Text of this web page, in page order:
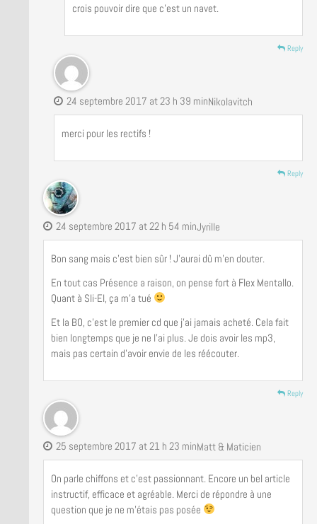
crois pouvoir dire que c’est un navet.
Reply
Nikolavitch
24 septembre 2017 at 23 h 39 min
merci pour les rectifs !
Reply
Jyrille
24 septembre 2017 at 22 h 54 min
Bon sang mais c’est bien sûr ! J’aurai dû m’en douter.
En tout cas Présence a raison, on pense fort à Flex Mentallo.
Quant à Sli-El, ça m’a tué
Et la BO, c’est le premier cd que j’ai jamais acheté. Cela fait
bien longtemps que je ne l’ai plus. Je dois avoir les mp3,
mais pas certain d’avoir envie de les réécouter.
Reply
Matt & Maticien
25 septembre 2017 at 21 h 23 min
On parle chiffons et c’est passionnant. Encore un bel article
instructif, efficace et agréable. Merci de répondre à une
question que je ne m’étais pas posée